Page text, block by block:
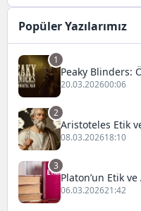
Popüler Yazılarımız
1
Peaky Blinders:
Oyuncuları ve
20.03.202600:06
2
Aristoteles Etik
08.03.202618:10
3
Platon’un Etik ve
06.03.202621:42